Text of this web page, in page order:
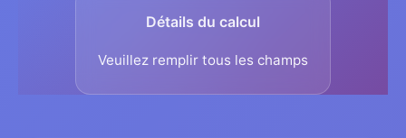
Détails du calcul
Veuillez remplir tous les champs